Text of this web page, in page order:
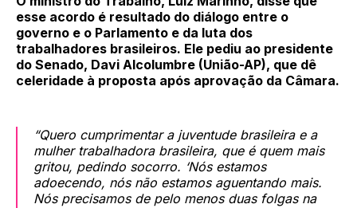
esse acordo é resultado do diálogo entre o
governo e o Parlamento e da luta dos
trabalhadores brasileiros. Ele pediu ao presidente
do Senado, Davi Alcolumbre (União-AP), que dê
celeridade à proposta após aprovação da Câmara.
“Quero cumprimentar a juventude brasileira e a
mulher trabalhadora brasileira, que é quem mais
gritou, pedindo socorro. ‘Nós estamos
adoecendo, nós não estamos aguentando mais.
Nós precisamos de pelo menos duas folgas na